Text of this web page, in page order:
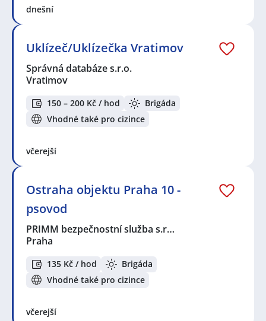
dnešní
Uklízeč/Uklízečka Vratimov
Správná databáze s.r.o.
Vratimov
150 – 200 Kč / hod
Brigáda
Vhodné také pro cizince
včerejší
Ostraha objektu Praha 10 -
psovod
PRIMM bezpečnostní služba s.r…
Praha
135 Kč / hod
Brigáda
Vhodné také pro cizince
včerejší